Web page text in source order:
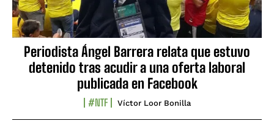
Periodista Ángel Barrera relata que estuvo
detenido tras acudir a una oferta laboral
publicada en Facebook
#NTF Víctor Loor Bonilla